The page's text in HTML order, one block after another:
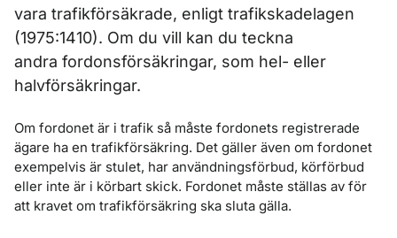
vara trafikförsäkrade, enligt trafikskadelagen
(1975:1410). Om du vill kan du teckna
andra fordonsförsäkringar, som hel- eller
halvförsäkringar.
Om fordonet är i trafik så måste fordonets registrerade
ägare ha en trafikförsäkring. Det gäller även om fordonet
exempelvis är stulet, har användningsförbud, körförbud
eller inte är i körbart skick. Fordonet måste ställas av för
att kravet om trafikförsäkring ska sluta gälla.